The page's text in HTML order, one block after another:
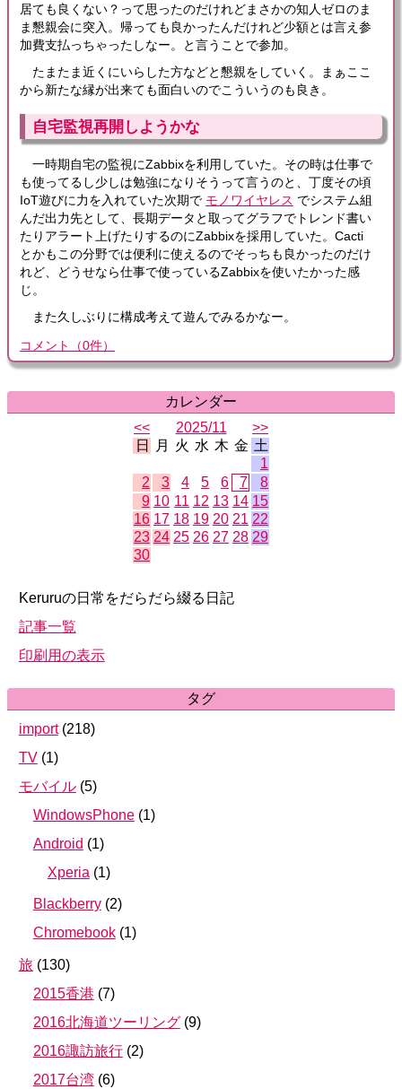
居ても良くない？って思ったのだけれどまさかの知人ゼロのま
ま懇親会に突入。帰っても良かったんだけれど少額とは言え参
加費支払っちゃったしなー。と言うことで参加。
たまたま近くにいらした方などと懇親をしていく。まぁここ
から新たな縁が出来ても面白いのでこういうのも良き。
自宅監視再開しようかな
一時期自宅の監視にZabbixを利用していた。その時は仕事で
も使ってるし少しは勉強になりそうって言うのと、丁度その頃
IoT遊びに力を入れていた次期で モノワイヤレス でシステム組
んだ出力先として、長期データと取ってグラフでトレンド書い
たりアラート上げたりするのにZabbixを採用していた。Cacti
とかもこの分野では便利に使えるのでそっちも良かったのだけ
れど、どうせなら仕事で使っているZabbixを使いたかった感
じ。
また久しぶりに構成考えて遊んでみるかなー。
コメント （0件）
カレンダー
<<
2025/11
>>
日
月 火 水 木 金 土
1
2
3 4 5 6 7
8
9 10 11 12 13 14 15
16 17 18 19 20 21 22
23 24 25 26 27 28 29
30
Keruruの日常をだらだら綴る日記
記事一覧
印刷用の表示
タグ
import (218)
TV (1)
モバイル (5)
WindowsPhone (1)
Android (1)
Xperia (1)
Blackberry (2)
Chromebook (1)
旅 (130)
2015香港 (7)
2016北海道ツーリング (9)
2016諏訪旅行 (2)
2017台湾 (6)